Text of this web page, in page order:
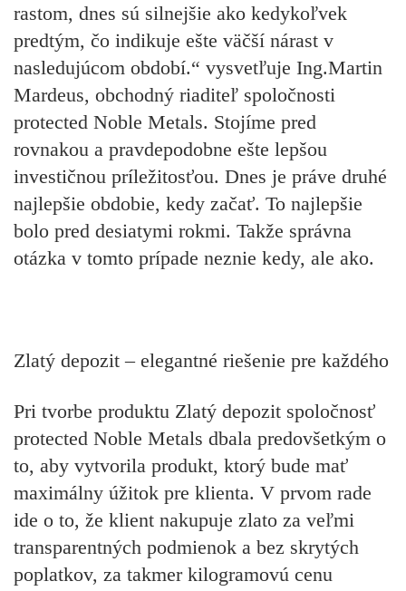
rastom, dnes sú silnejšie ako kedykoľvek
predtým, čo indikuje ešte väčší nárast v
nasledujúcom období.“ vysvetľuje Ing.Martin
Mardeus, obchodný riaditeľ spoločnosti
protected Noble Metals. Stojíme pred
rovnakou a pravdepodobne ešte lepšou
investičnou príležitosťou. Dnes je práve druhé
najlepšie obdobie, kedy začať. To najlepšie
bolo pred desiatymi rokmi. Takže správna
otázka v tomto prípade neznie kedy, ale ako.
Zlatý depozit – elegantné riešenie pre každého
Pri tvorbe produktu Zlatý depozit spoločnosť
protected Noble Metals dbala predovšetkým o
to, aby vytvorila produkt, ktorý bude mať
maximálny úžitok pre klienta. V prvom rade
ide o to, že klient nakupuje zlato za veľmi
transparentných podmienok a bez skrytých
poplatkov, za takmer kilogramovú cenu